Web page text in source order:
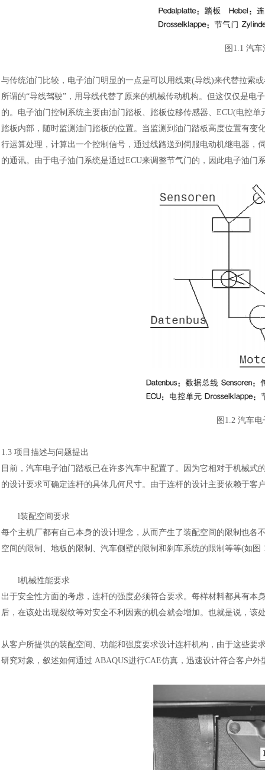
图 1.1 汽
与传统油门比较，电子油门明显的一点是可以用线束(导线)来代替拉索
所谓的“导线驾驶”，用导线代替了原来的机械传动机构。但这仅仅是
的。电子油门控制系统主要由油门踏板、踏板位移传感器、ECU(电控
踏板内部，随时监测油门踏板的位置。当监测到油门踏板高度位置有变
行运算处理，计算出一个控制信号，通过线路送到伺服电动机继电器，
的通讯。由于电子油门系统是通过ECU来调整节气门的，因此电子油
图 1.2 汽车
1.3 项目描述与问题提出
目前，汽车电子油门踏板已在许多汽车中配置了。因为它相对于机械式
的设计要求可确定连杆的具体几何尺寸。由于连杆的设计主要依赖于客
l装配空间要求
每个主机厂都有自己本身的设计理念，从而产生了装配空间的限制也
空间的限制、地板的限制、汽车侧壁的限制和刹车系统的限制等等(如图
l机械性能要求
出于安全性方面的考虑，连杆的强度必须符合要求。每样材料都具有本
后，在该处出现裂纹等对安全不利因素的机会就会增加。也就是说，该
从客户所提供的装配空间、功能和强度要求设计连杆机构，由于这些
研究对象，叙述如何通过 ABAQUS进行CAE仿真，迅速设计符合客户
汽车交通 风能电源